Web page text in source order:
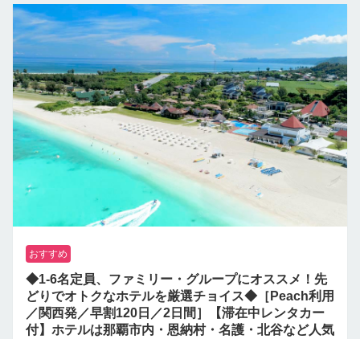
おすすめ
◆1-6名定員、ファミリー・グループにオススメ！先
どりでオトクなホテルを厳選チョイス◆［Peach利用
／関西発／早割120日／2日間］【滞在中レンタカー
付】ホテルは那覇市内・恩納村・名護・北谷など人気